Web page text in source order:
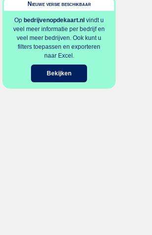
Nieuwe versie beschikbaar
Op bedrijvenopdekaart.nl vindt u
veel meer informatie per bedrijf en
veel meer bedrijven. Ook kunt u
filters toepassen en exporteren
naar Excel.
Bekijken